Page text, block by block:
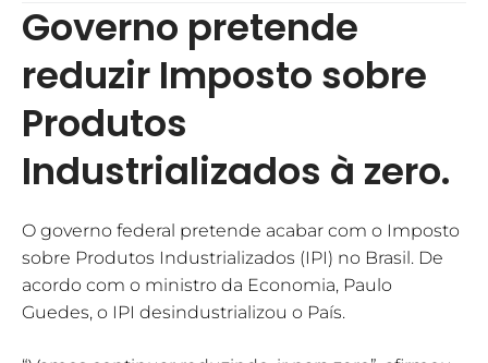
Governo pretende
reduzir Imposto sobre
Produtos
Industrializados à zero.
O governo federal pretende acabar com o Imposto
sobre Produtos Industrializados (IPI) no Brasil. De
acordo com o ministro da Economia, Paulo
Guedes, o IPI desindustrializou o País.